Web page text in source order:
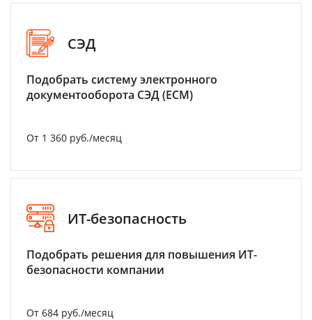
СЭД
Подобрать систему электронного
документооборота СЭД (ECM)
От 1 360 руб./месяц
ИТ-безопасность
Подобрать решения для повышения ИТ-
безопасности компании
От 684 руб./месяц